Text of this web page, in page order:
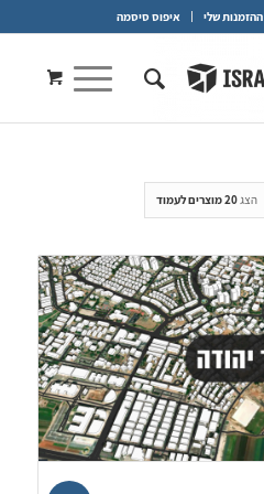
ההזמנות שלי איפוס סיסמה
הצג20 מוצרים לעמוד